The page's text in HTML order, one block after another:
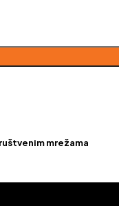
mrežama